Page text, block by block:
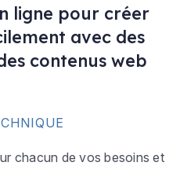
ligne pour créer
avec des
contenus web
chacun de vos besoins et